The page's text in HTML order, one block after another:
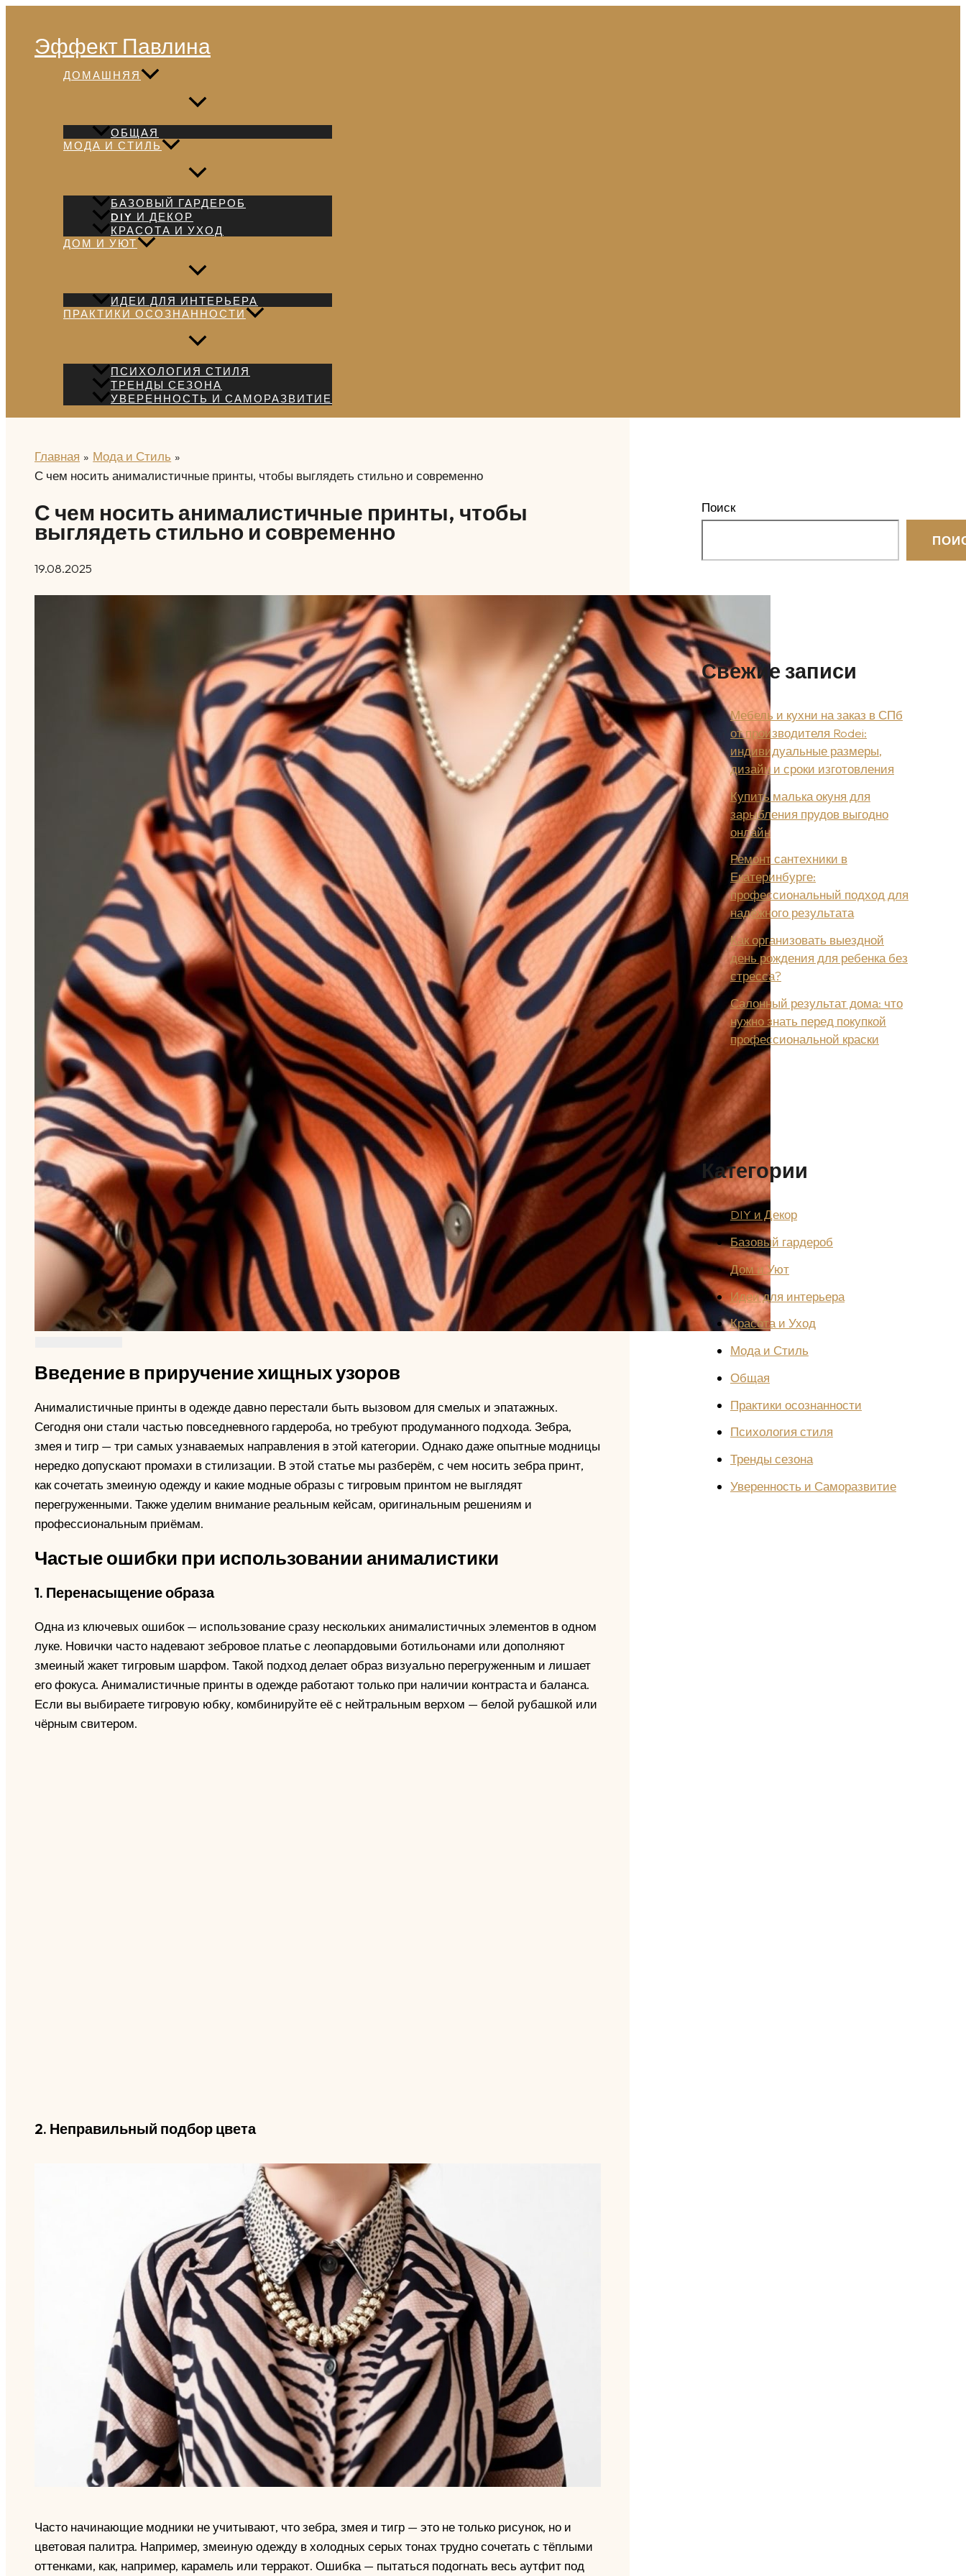
содержимому
Эффект Павлина
ДОМАШНЯЯ
ОБЩАЯ
МОДА И СТИЛЬ
БАЗОВЫЙ ГАРДЕРОБ
DIY И ДЕКОР
КРАСОТА И УХОД
ДОМ И УЮТ
ИДЕИ ДЛЯ ИНТЕРЬЕРА
ПРАКТИКИ ОСОЗНАННОСТИ
ПСИХОЛОГИЯ СТИЛЯ
ТРЕНДЫ СЕЗОНА
УВЕРЕННОСТЬ И САМОРАЗВИТИЕ
Главная
Мода и Стиль
С чем носить анималистичные принты, чтобы выглядеть стильно и современно
С чем носить анималистичные принты, чтобы
выглядеть стильно и современно
19.08.2025
Введение в приручение хищных узоров
Анималистичные принты в одежде давно перестали быть вызовом для смелых и эпатажных.
Сегодня они стали частью повседневного гардероба, но требуют продуманного подхода. Зебра,
змея и тигр — три самых узнаваемых направления в этой категории. Однако даже опытные модницы
нередко допускают промахи в стилизации. В этой статье мы разберём, с чем носить зебра принт,
как сочетать змеиную одежду и какие модные образы с тигровым принтом не выглядят
перегруженными. Также уделим внимание реальным кейсам, оригинальным решениям и
профессиональным приёмам.
Частые ошибки при использовании анималистики
1. Перенасыщение образа
Одна из ключевых ошибок — использование сразу нескольких анималистичных элементов в одном
луке. Новички часто надевают зебровое платье с леопардовыми ботильонами или дополняют
змеиный жакет тигровым шарфом. Такой подход делает образ визуально перегруженным и лишает
его фокуса. Анималистичные принты в одежде работают только при наличии контраста и баланса.
Если вы выбираете тигровую юбку, комбинируйте её с нейтральным верхом — белой рубашкой или
чёрным свитером.
2. Неправильный подбор цвета
Часто начинающие модники не учитывают, что зебра, змея и тигр — это не только рисунок, но и
цветовая палитра. Например, змеиную одежду в холодных серых тонах трудно сочетать с тёплыми
оттенками, как, например, карамель или терракот. Ошибка — пытаться подогнать весь аутфит под
Поиск
Свежие записи
Мебель и кухни на заказ в СПб
от производителя Rodei:
индивидуальные размеры,
дизайн и сроки изготовления
Купить малька окуня для
зарыбления прудов выгодно
онлайн
Ремонт сантехники в
Екатеринбурге:
профессиональный подход для
надёжного результата
Как организовать выездной
день рождения для ребенка без
стресса?
Салонный результат дома: что
нужно знать перед покупкой
профессиональной краски
Категории
DIY и Декор
Базовый гардероб
Дом и Уют
Идеи для интерьера
Красота и Уход
Мода и Стиль
Общая
Практики осознанности
Психология стиля
Тренды сезона
Уверенность и Саморазвитие